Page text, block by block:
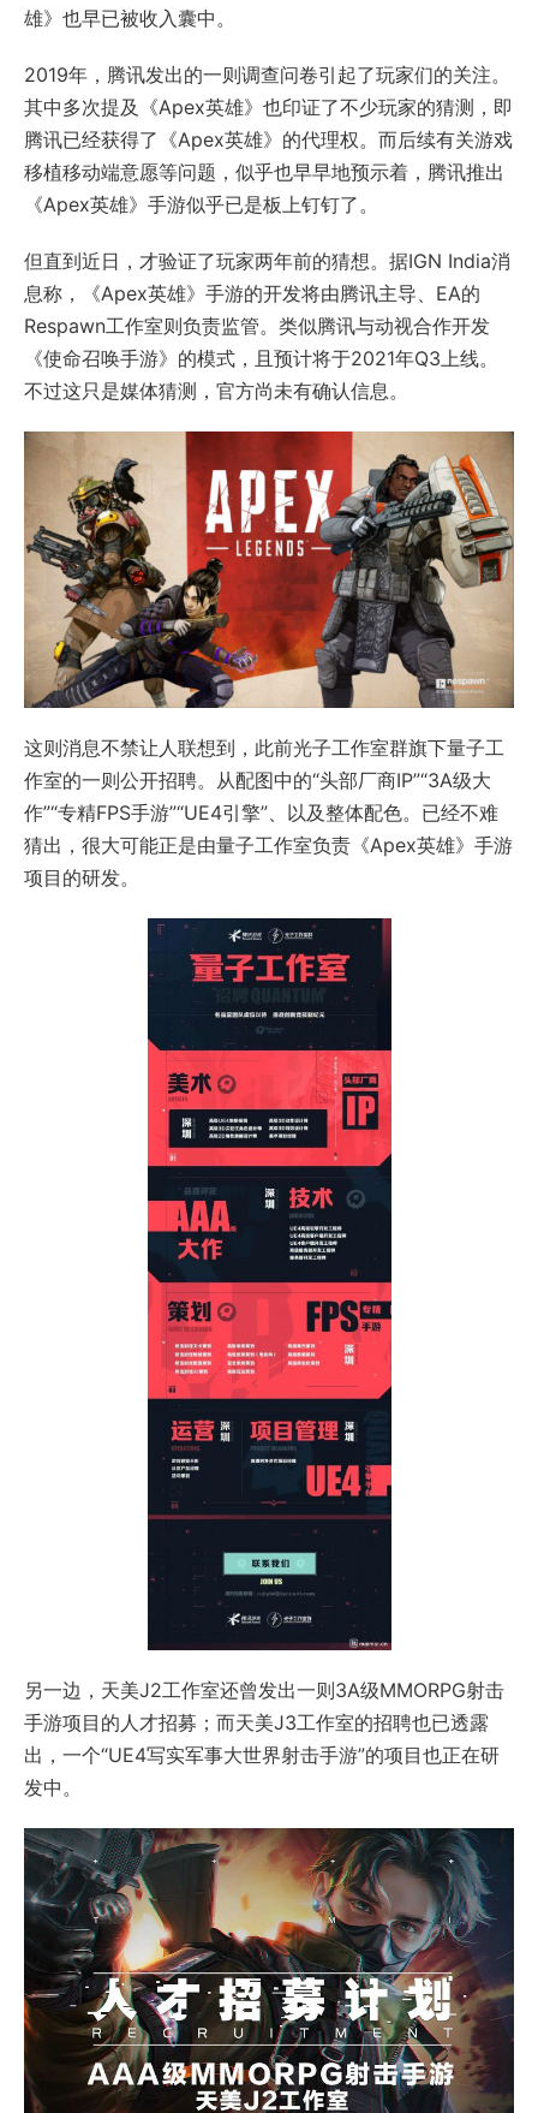
雄》也早已被收入囊中。
2019年，腾讯发出的一则调查问卷引起了玩家们的关注。
其中多次提及《Apex英雄》也印证了不少玩家的猜测，即
腾讯已经获得了《Apex英雄》的代理权。而后续有关游戏
移植移动端意愿等问题，似乎也早早地预示着，腾讯推出
《Apex英雄》手游似乎已是板上钉钉了。
但直到近日，才验证了玩家两年前的猜想。据IGN India消
息称，《Apex英雄》手游的开发将由腾讯主导、EA的
Respawn工作室则负责监管。类似腾讯与动视合作开发
《使命召唤手游》的模式，且预计将于2021年Q3上线。
不过这只是媒体猜测，官方尚未有确认信息。
这则消息不禁让人联想到，此前光子工作室群旗下量子工
作室的一则公开招聘。从配图中的“头部厂商IP”“3A级大
作”“专精FPS手游”“UE4引擎”、以及整体配色。已经不难
猜出，很大可能正是由量子工作室负责《Apex英雄》手游
项目的研发。
另一边，天美J2工作室还曾发出一则3A级MMORPG射击
手游项目的人才招募；而天美J3工作室的招聘也已透露
出，一个“UE4写实军事大世界射击手游”的项目也正在研
发中。